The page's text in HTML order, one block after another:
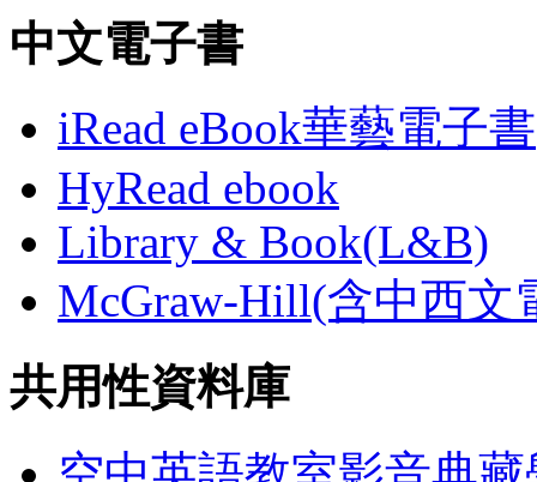
中文電子書
iRead eBook華藝電子書
HyRead ebook
Library & Book(L&B)
McGraw-Hill(含中西文
共用性資料庫